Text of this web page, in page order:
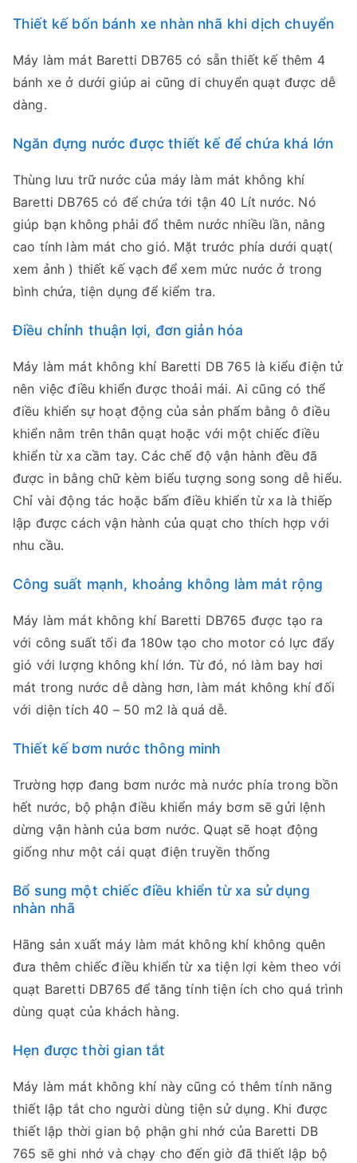
Thiết kế bốn bánh xe nhàn nhã khi dịch chuyển
Máy làm mát Baretti DB765 có sẵn thiết kế thêm 4
bánh xe ở dưới giúp ai cũng di chuyển quạt được dễ
dàng.
Ngăn đựng nước được thiết kế để chứa khá lớn
Thùng lưu trữ nước của máy làm mát không khí
Baretti DB765 có để chứa tới tận 40 Lít nước. Nó
giúp bạn không phải đổ thêm nước nhiều lần, nâng
cao tính làm mát cho gió. Mặt trước phía dưới quạt(
xem ảnh ) thiết kế vạch để xem mức nước ở trong
bình chứa, tiện dụng để kiểm tra.
Điều chỉnh thuận lợi, đơn giản hóa
Máy làm mát không khí Baretti DB 765 là kiểu điện tử
nên việc điều khiển được thoải mái. Ai cũng có thể
điều khiển sự hoạt động của sản phẩm bằng ô điều
khiển nằm trên thân quạt hoặc với một chiếc điều
khiển từ xa cầm tay. Các chế độ vận hành đều đã
được in bằng chữ kèm biểu tượng song song dễ hiểu.
Chỉ vài động tác hoặc bấm điều khiển từ xa là thiếp
lập được cách vận hành của quạt cho thích hợp với
nhu cầu.
Công suất mạnh, khoảng không làm mát rộng
Máy làm mát không khí Baretti DB765 được tạo ra
với công suất tối đa 180w tạo cho motor có lực đẩy
gió với lượng không khí lớn. Từ đó, nó làm bay hơi
mát trong nước dễ dàng hơn, làm mát không khí đối
với diện tích 40 – 50 m2 là quá dễ.
Thiết kế bơm nước thông minh
Trường hợp đang bơm nước mà nước phía trong bồn
hết nước, bộ phận điều khiển máy bơm sẽ gửi lệnh
dừng vận hành của bơm nước. Quạt sẽ hoạt động
giống như một cái quạt điện truyền thống
Bổ sung một chiếc điều khiển từ xa sử dụng
nhàn nhã
Hãng sản xuất máy làm mát không khí không quên
đưa thêm chiếc điều khiển từ xa tiện lợi kèm theo với
quạt Baretti DB765 để tăng tính tiện ích cho quá trình
dùng quạt của khách hàng.
Hẹn được thời gian tắt
Máy làm mát không khí này cũng có thêm tính năng
thiết lập tắt cho người dùng tiện sử dụng. Khi được
thiết lập thời gian bộ phận ghi nhớ của Baretti DB
765 sẽ ghi nhớ và chạy cho đến giờ đã thiết lập bộ